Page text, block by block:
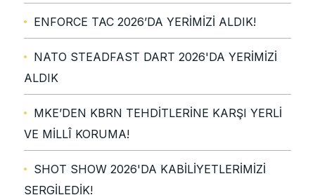
ENFORCE TAC 2026’DA YERİMİZİ ALDIK!
NATO STEADFAST DART 2026'DA YERİMİZİ
ALDIK
MKE’DEN KBRN TEHDİTLERİNE KARŞI YERLİ
VE MİLLÎ KORUMA!
SHOT SHOW 2026'DA KABİLİYETLERİMİZİ
SERGİLEDİK!